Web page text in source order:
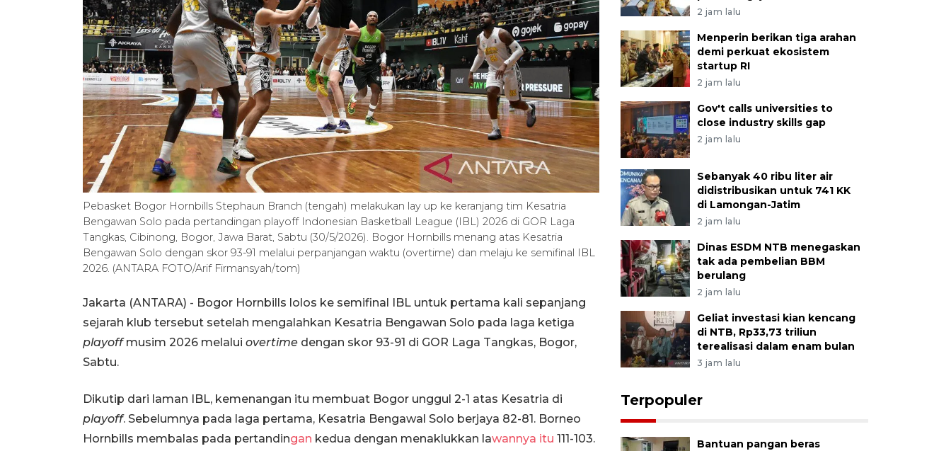
Pebasket Bogor Hornbills Stephaun Branch (tengah) melakukan lay up ke keranjang tim Kesatria
Bengawan Solo pada pertandingan playoff Indonesian Basketball League (IBL) 2026 di GOR Laga
Tangkas, Cibinong, Bogor, Jawa Barat, Sabtu (30/5/2026). Bogor Hornbills menang atas Kesatria
Bengawan Solo dengan skor 93-91 melalui perpanjangan waktu (overtime) dan melaju ke semifinal IBL
2026. (ANTARA FOTO/Arif Firmansyah/tom)
Jakarta (ANTARA) - Bogor Hornbills lolos ke semifinal IBL untuk pertama kali sepanjang
sejarah klub tersebut setelah mengalahkan Kesatria Bengawan Solo pada laga ketiga
playoffmusim 2026 melalui overtime dengan skor 93-91 di GOR Laga Tangkas, Bogor,
Sabtu.
Dikutip dari laman IBL, kemenangan itu membuat Bogor unggul 2-1 atas Kesatria di
playoff. Sebelumnya pada laga pertama, Kesatria Bengawal Solo berjaya 82-81. Borneo
Hornbills membalas pada pertandingan kedua dengan menaklukkan lawannya itu 111-103.
2 jam lalu
Menperin berikan tiga arahan
demi perkuat ekosistem
startup RI
2 jam lalu
Gov't calls universities to
close industry skills gap
2 jam lalu
Sebanyak 40 ribu liter air
didistribusikan untuk 741 KK
di Lamongan-Jatim
2 jam lalu
Dinas ESDM NTB menegaskan
tak ada pembelian BBM
berulang
2 jam lalu
Geliat investasi kian kencang
di NTB, Rp33,73 triliun
terealisasi dalam enam bulan
3 jam lalu
Terpopuler
Bantuan pangan beras